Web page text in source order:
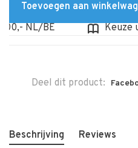
Toevoegen aan
NL/BE
Keuze uit
Deel dit product:
Beschrijving Reviews